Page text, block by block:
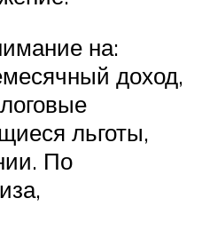
на:
доход,
льготы,
По